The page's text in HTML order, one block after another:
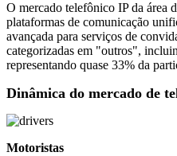
O mercado telefônico IP da área
plataformas de comunicação
avançada para serviços de
categorizadas em "outros",
representando quase 33% da
Dinâmica do mercado de
Motoristas